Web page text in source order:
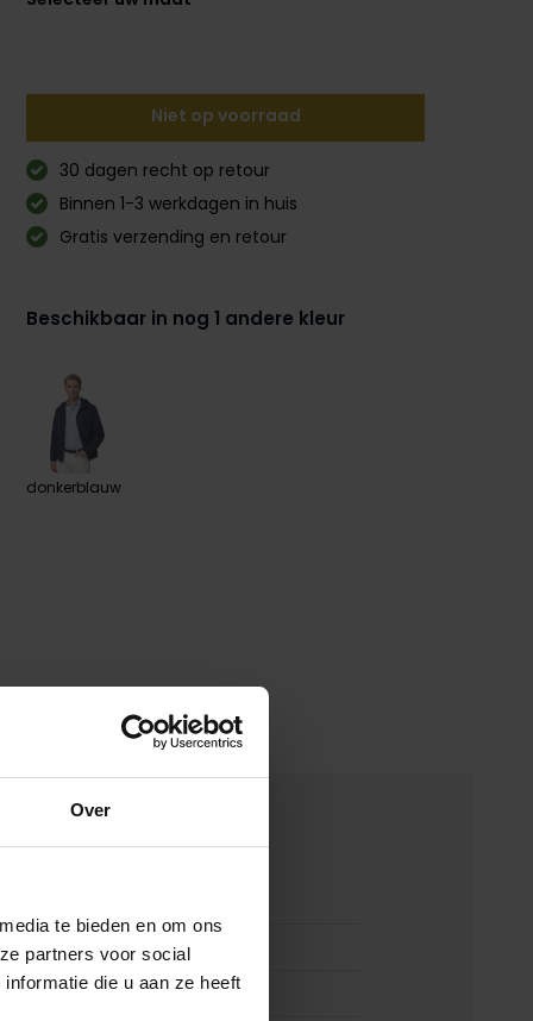
Over
te bieden en om ons
partners voor social
die u aan ze heeft
Niet op voorraad
30 dagen recht op retour
Binnen 1-3 werkdagen in huis
Gratis verzending en retour
Beschikbaar in nog 1 andere kleur
donkerblauw
Polo Ralph Lauren jas beige
Polo Ralph Lauren